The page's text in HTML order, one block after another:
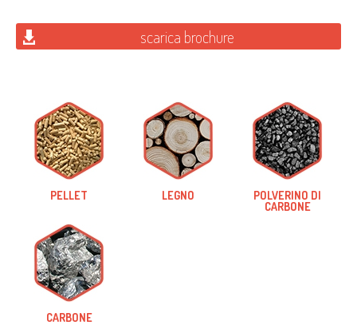
scarica brochure
PELLET LEGNO
POLVERINO DI
CARBONE
CARBONE